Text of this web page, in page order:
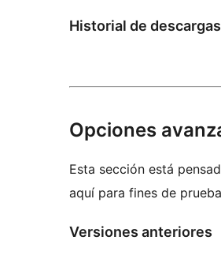
Historial de descargas
Opciones
Esta sección está
aquí para fines de
Versiones anteriores